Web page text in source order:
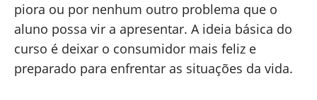
piora ou por nenhum outro problema que o
aluno possa vir a apresentar. A ideia básica do
curso é deixar o consumidor mais feliz e
preparado para enfrentar as situações da vida.